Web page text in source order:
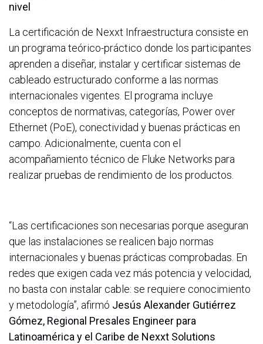
nivel
La certificación de Nexxt Infraestructura consiste en
un programa teórico-práctico donde los participantes
aprenden a diseñar, instalar y certificar sistemas de
cableado estructurado conforme a las normas
internacionales vigentes. El programa incluye
conceptos de normativas, categorías, Power over
Ethernet (PoE), conectividad y buenas prácticas en
campo. Adicionalmente, cuenta con el
acompañamiento técnico de Fluke Networks para
realizar pruebas de rendimiento de los productos.
“Las certificaciones son necesarias porque aseguran
que las instalaciones se realicen bajo normas
internacionales y buenas prácticas comprobadas. En
redes que exigen cada vez más potencia y velocidad,
no basta con instalar cable: se requiere conocimiento
y metodología”, afirmó Jesús Alexander Gutiérrez
Gómez, Regional Presales Engineer para
Latinoamérica y el Caribe de Nexxt Solutions